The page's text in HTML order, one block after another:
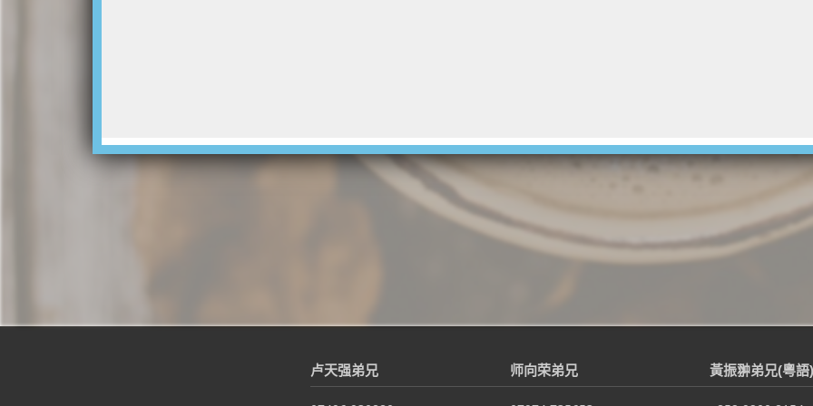
卢天强弟兄 师向荣弟兄 黃振翀弟兄(粵語)